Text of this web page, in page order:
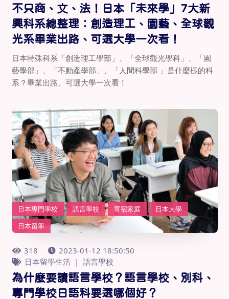
不只商、文、法！日本「未來學」7大新
興科系總整理：創造理工、園藝、全球觀
光系畢業出路、可選大學一次看！
日本特殊科系「創造理工學部」、「全球觀光學科」、「園
藝學部」、「不動產學部」、「人間科學部 」是什麼樣的科
系？畢業出路、可選大學一次看！
日本專門學校 語言學校 寄宿家庭
日本大學
日本留學
318
2023-01-12 18:50:50
日本留學生活
語言學校
為什麼要讀語言學校？語言學校、別科、
專門學校日語科要選哪個好？